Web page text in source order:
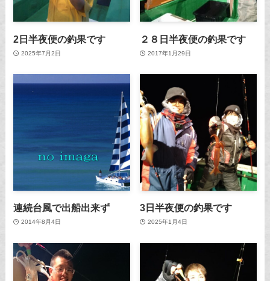
2日半夜便の釣果です
2025年7月2日
２８日半夜便の釣果です
2017年1月29日
連続台風で出船出来ず
2014年8月4日
3日半夜便の釣果です
2025年1月4日